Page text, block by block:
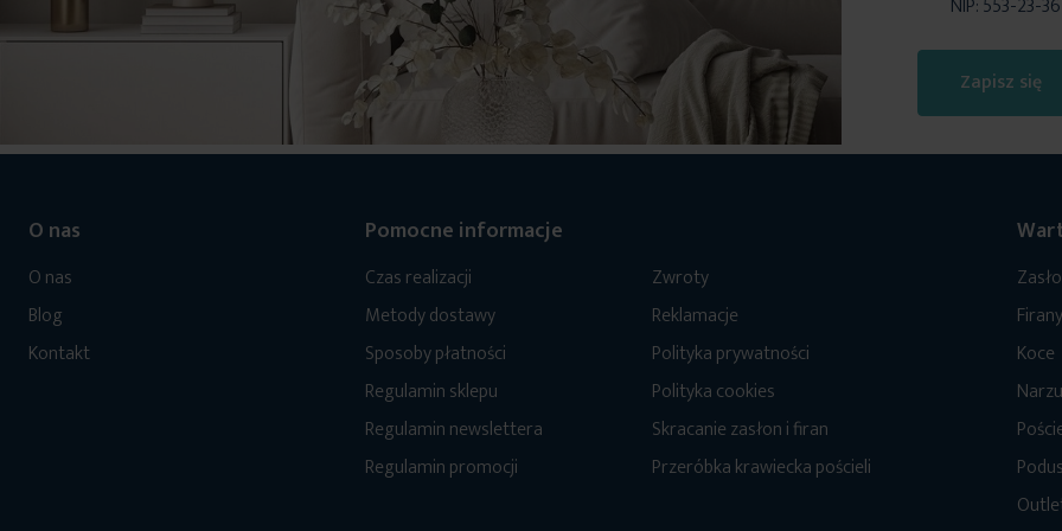
Zapisz się
NIP: 553-23-
O nas
O nas
Blog
Kontakt
Pomocne informacje
Czas realizacji
Metody dostawy
Sposoby płatności
Regulamin sklepu
Regulamin newslettera
Regulamin promocji
Zwroty
Reklamacje
Polityka prywatności
Polityka cookies
Skracanie zasłon i firan
Przeróbka krawiecka pościeli
Koce